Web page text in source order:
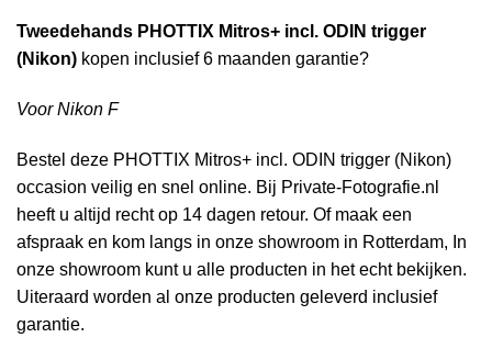
Tweedehands PHOTTIX Mitros+ incl. ODIN trigger
(Nikon) kopen inclusief 6 maanden garantie?
Voor Nikon F
Bestel deze PHOTTIX Mitros+ incl. ODIN trigger (Nikon)
occasion veilig en snel online. Bij Private-Fotografie.nl
heeft u altijd recht op 14 dagen retour. Of maak een
afspraak en kom langs in onze showroom in Rotterdam, In
onze showroom kunt u alle producten in het echt bekijken.
Uiteraard worden al onze producten geleverd inclusief
garantie.